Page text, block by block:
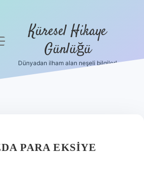
Küresel Hikaye
Günlüğü
Dünyadan ilham alan neşeli bilgiler!
PARA EKSIYE